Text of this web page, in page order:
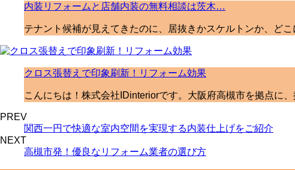
内装リフォームと店舗内装の無料相談は茨木…
テナント候補が見えてきたのに、居抜きかスケルトンか、ど
クロス張替えで印象刷新！リフォーム効果
こんにちは！株式会社IDinteriorです。大阪府高槻市を拠点に
PREV
関西一円で快適な室内空間を実現する内装仕上げをご紹介
NEXT
高槻市発！優良なリフォーム業者の選び方